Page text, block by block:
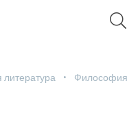
литература Философия